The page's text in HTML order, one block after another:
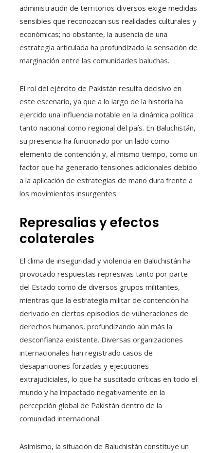
administración de territorios diversos exige medidas
sensibles que reconozcan sus realidades culturales y
económicas; no obstante, la ausencia de una
estrategia articulada ha profundizado la sensación de
marginación entre las comunidades baluchas.
El rol del ejército de Pakistán resulta decisivo en
este escenario, ya que a lo largo de la historia ha
ejercido una influencia notable en la dinámica política
tanto nacional como regional del país. En Baluchistán,
su presencia ha funcionado por un lado como
elemento de contención y, al mismo tiempo, como un
factor que ha generado tensiones adicionales debido
a la aplicación de estrategias de mano dura frente a
los movimientos insurgentes.
Represalias y efectos
colaterales
El clima de inseguridad y violencia en Baluchistán ha
provocado respuestas represivas tanto por parte
del Estado como de diversos grupos militantes,
mientras que la estrategia militar de contención ha
derivado en ciertos episodios de vulneraciones de
derechos humanos, profundizando aún más la
desconfianza existente. Diversas organizaciones
internacionales han registrado casos de
desapariciones forzadas y ejecuciones
extrajudiciales, lo que ha suscitado críticas en todo el
mundo y ha impactado negativamente en la
percepción global de Pakistán dentro de la
comunidad internacional.
Asimismo, la situación de Baluchistán constituye un